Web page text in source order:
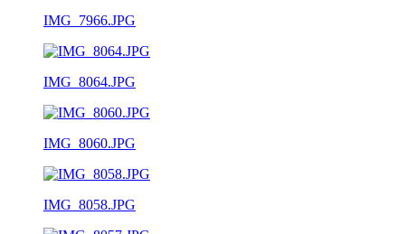
IMG_7966.JPG
IMG_8064.JPG
IMG_8060.JPG
IMG_8058.JPG